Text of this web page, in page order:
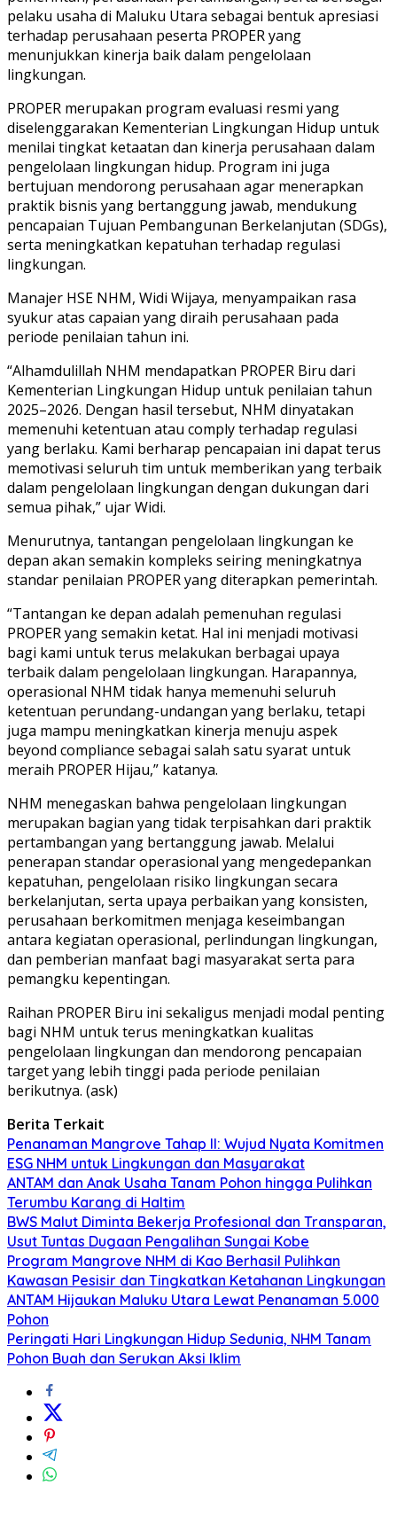
pelaku usaha di Maluku Utara sebagai bentuk apresiasi
terhadap perusahaan peserta PROPER yang
menunjukkan kinerja baik dalam pengelolaan
lingkungan.
PROPER merupakan program evaluasi resmi yang
diselenggarakan Kementerian Lingkungan Hidup untuk
menilai tingkat ketaatan dan kinerja perusahaan dalam
pengelolaan lingkungan hidup. Program ini juga
bertujuan mendorong perusahaan agar menerapkan
praktik bisnis yang bertanggung jawab, mendukung
pencapaian Tujuan Pembangunan Berkelanjutan (SDGs),
serta meningkatkan kepatuhan terhadap regulasi
lingkungan.
Manajer HSE NHM, Widi Wijaya, menyampaikan rasa
syukur atas capaian yang diraih perusahaan pada
periode penilaian tahun ini.
“Alhamdulillah NHM mendapatkan PROPER Biru dari
Kementerian Lingkungan Hidup untuk penilaian tahun
2025–2026. Dengan hasil tersebut, NHM dinyatakan
memenuhi ketentuan atau comply terhadap regulasi
yang berlaku. Kami berharap pencapaian ini dapat terus
memotivasi seluruh tim untuk memberikan yang terbaik
dalam pengelolaan lingkungan dengan dukungan dari
semua pihak,” ujar Widi.
Menurutnya, tantangan pengelolaan lingkungan ke
depan akan semakin kompleks seiring meningkatnya
standar penilaian PROPER yang diterapkan pemerintah.
“Tantangan ke depan adalah pemenuhan regulasi
PROPER yang semakin ketat. Hal ini menjadi motivasi
bagi kami untuk terus melakukan berbagai upaya
terbaik dalam pengelolaan lingkungan. Harapannya,
operasional NHM tidak hanya memenuhi seluruh
ketentuan perundang-undangan yang berlaku, tetapi
juga mampu meningkatkan kinerja menuju aspek
beyond compliance sebagai salah satu syarat untuk
meraih PROPER Hijau,” katanya.
NHM menegaskan bahwa pengelolaan lingkungan
merupakan bagian yang tidak terpisahkan dari praktik
pertambangan yang bertanggung jawab. Melalui
penerapan standar operasional yang mengedepankan
kepatuhan, pengelolaan risiko lingkungan secara
berkelanjutan, serta upaya perbaikan yang konsisten,
perusahaan berkomitmen menjaga keseimbangan
antara kegiatan operasional, perlindungan lingkungan,
dan pemberian manfaat bagi masyarakat serta para
pemangku kepentingan.
Raihan PROPER Biru ini sekaligus menjadi modal penting
bagi NHM untuk terus meningkatkan kualitas
pengelolaan lingkungan dan mendorong pencapaian
target yang lebih tinggi pada periode penilaian
berikutnya. (ask)
Berita Terkait
Penanaman Mangrove Tahap II: Wujud Nyata Komitmen
ESG NHM untuk Lingkungan dan Masyarakat
ANTAM dan Anak Usaha Tanam Pohon hingga Pulihkan
Terumbu Karang di Haltim
BWS Malut Diminta Bekerja Profesional dan Transparan,
Usut Tuntas Dugaan Pengalihan Sungai Kobe
Program Mangrove NHM di Kao Berhasil Pulihkan
Kawasan Pesisir dan Tingkatkan Ketahanan Lingkungan
ANTAM Hijaukan Maluku Utara Lewat Penanaman 5.000
Pohon
Peringati Hari Lingkungan Hidup Sedunia, NHM Tanam
Pohon Buah dan Serukan Aksi Iklim